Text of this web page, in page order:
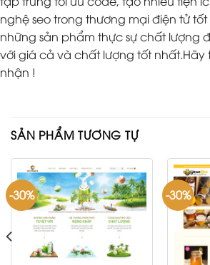
nghệ seo trong thương mại điện tử
những sản phẩm thực sự chất lượng
với giá cả và chất lượng tốt nhất.Hãy
nhận !
SẢN PHẨM TƯƠNG TỰ
-30% -30%